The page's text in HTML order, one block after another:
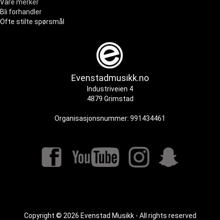
Våre merker
Bli forhandler
Ofte stilte spørsmål
Evenstadmusikk.no
Industriveien 4
4879 Grimstad
Organisasjonsnummer: 991434461
Copyright © 2026 Evenstad Musikk - All rights reserved